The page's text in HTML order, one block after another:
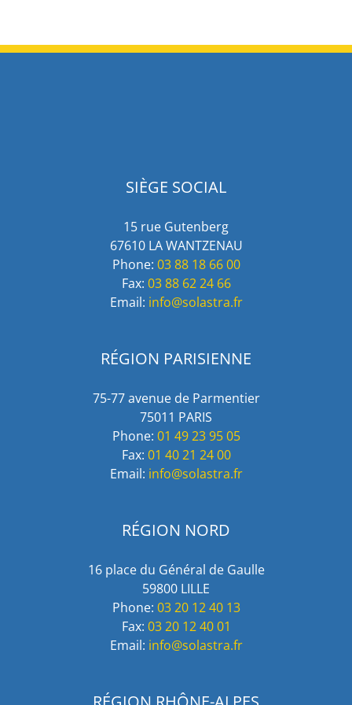
SIÈGE SOCIAL
15 rue Gutenberg
67610 LA WANTZENAU
Phone: 03 88 18 66 00
Fax: 03 88 62 24 66
Email: info@solastra.fr
RÉGION PARISIENNE
75-77 avenue de Parmentier
75011 PARIS
Phone: 01 49 23 95 05
Fax: 01 40 21 24 00
Email: info@solastra.fr
RÉGION NORD
16 place du Général de Gaulle
59800 LILLE
Phone: 03 20 12 40 13
Fax: 03 20 12 40 01
Email: info@solastra.fr